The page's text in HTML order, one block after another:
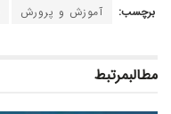
برچسب: آموزش و پرورش
مطالبمرتبط